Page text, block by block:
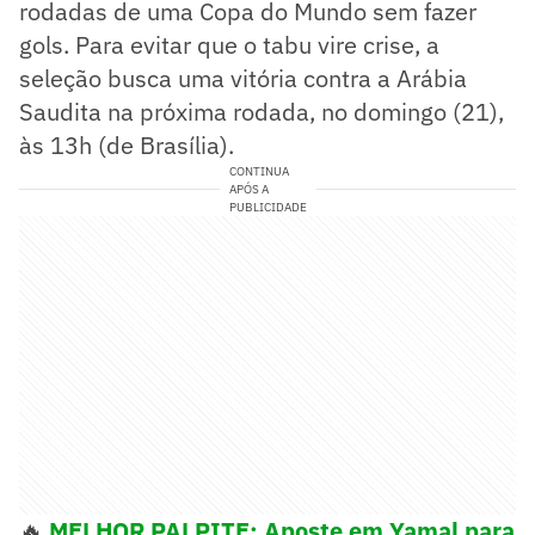
rodadas de uma Copa do Mundo sem fazer
gols. Para evitar que o tabu vire crise, a
seleção busca uma vitória contra a Arábia
Saudita na próxima rodada, no domingo (21),
às 13h (de Brasília).
CONTINUA
APÓS A
PUBLICIDADE